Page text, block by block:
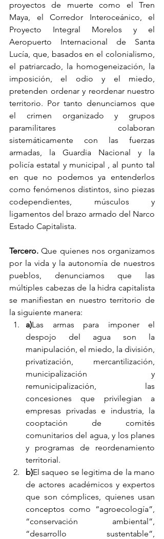
proyectos de muerte como el Tren
Maya, el Corredor Interoceánico, el
Proyecto Integral Morelos y el
Aeropuerto Internacional de Santa
Lucía, que, basados en el colonialismo,
el patriarcado, la homogeneización, la
imposición, el odio y el miedo,
pretenden ordenar y reordenar nuestro
territorio. Por tanto denunciamos que
el crimen organizado y grupos
paramilitares colaboran
sistemáticamente con las fuerzas
armadas, la Guardia Nacional y la
policía estatal y municipal , al punto tal
en que no podemos ya entenderlos
como fenómenos distintos, sino piezas
codependientes, músculos y
ligamentos del brazo armado del Narco
Estado Capitalista.
Tercero. Que quienes nos organizamos
por la vida y la autonomía de nuestros
pueblos, denunciamos que las
múltiples cabezas de la hidra capitalista
se manifiestan en nuestro territorio de
la siguiente manera:
a)Las armas para imponer el
despojo del agua son la
manipulación, el miedo, la división,
privatización, mercantilización,
municipalización y
remunicipalización, las
concesiones que privilegian a
empresas privadas e industria, la
cooptación de comités
comunitarios del agua, y los planes
y programas de reordenamiento
territorial.
b)El saqueo se legitima de la mano
de actores académicos y expertos
que son cómplices, quienes usan
conceptos como “agroecología”,
“conservación ambiental”,
“desarrollo sustentable”,